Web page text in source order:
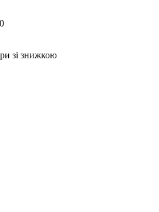
зі знижкою